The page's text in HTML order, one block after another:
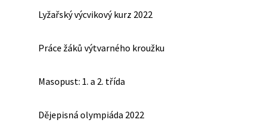
Lyžařský výcvikový kurz 2022
Práce žáků výtvarného kroužku
Masopust: 1. a 2. třída
Dějepisná olympiáda 2022